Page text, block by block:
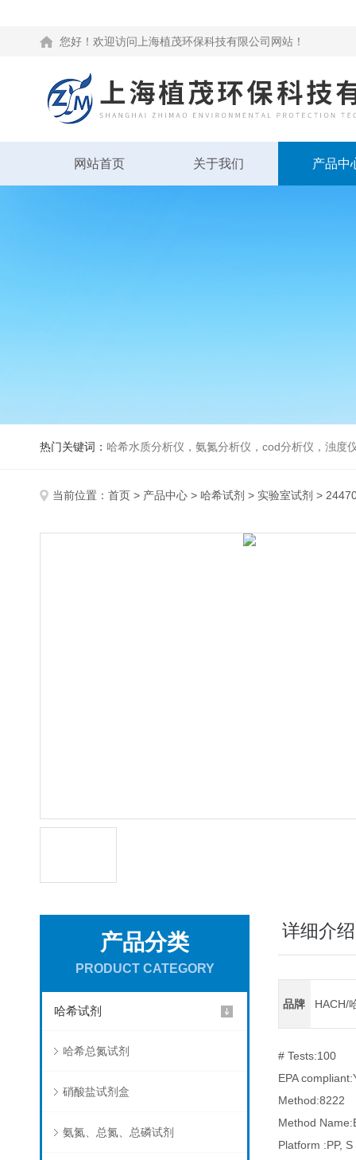
您好！欢迎访问上海植茂环保科技有限公司网站！
网站首页 关于我们 产品中
热门关键词： 哈希水质分析仪，氨氮分析仪，cod分析仪，浊度
当前位置： 首页 > 产品中心 > 哈希试剂 > 实验室试剂 >
产品分类
PRODUCT CATEGORY
哈希试剂
哈希总氮试剂
硝酸盐试剂盒
氨氮、总氮、总磷试剂
详细介绍
品牌 HACH/
# Tests:100
EPA
Method:8222
Method
Platform :PP, S